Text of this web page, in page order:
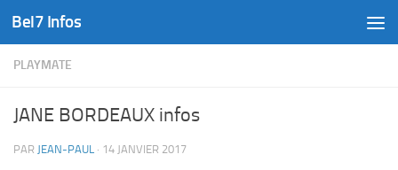
Skip to content
Bel7 Infos
PLAYMATE
JANE BORDEAUX infos
PAR JEAN-PAUL · 14 JANVIER 2017